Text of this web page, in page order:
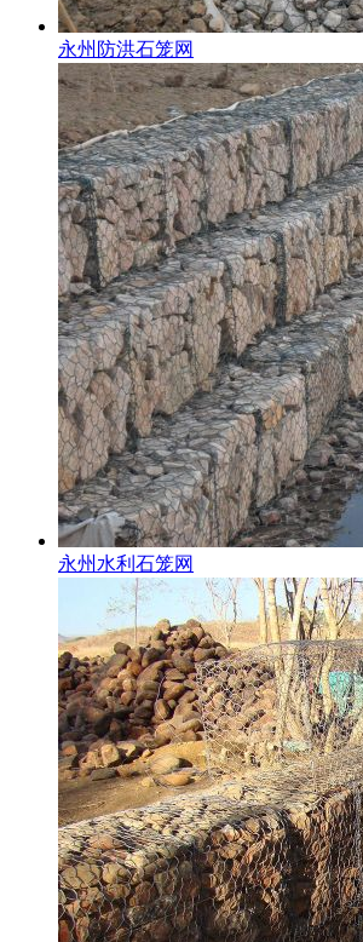
永州防洪石笼网
永州水利石笼网